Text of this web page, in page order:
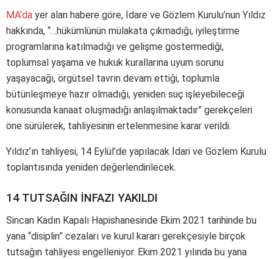
MA’da yer alan habere göre, İdare ve Gözlem Kurulu’nun Yıldız
hakkında, “…hükümlünün mülakata çıkmadığı, iyileştirme
programlarına katılmadığı ve gelişme göstermediği,
toplumsal yaşama ve hukuk kurallarına uyum sorunu
yaşayacağı, örgütsel tavrın devam ettiği, toplumla
bütünleşmeye hazır olmadığı, yeniden suç işleyebileceği
konusunda kanaat oluşmadığı anlaşılmaktadır” gerekçeleri
öne sürülerek, tahliyesinin ertelenmesine karar verildi.
Yıldız’ın tahliyesi, 14 Eylül’de yapılacak İdari ve Gözlem Kurulu
toplantısında yeniden değerlendirilecek.
14 TUTSAĞIN İNFAZI YAKILDI
Sincan Kadın Kapalı Hapishanesinde Ekim 2021 tarihinde bu
yana “disiplin” cezaları ve kurul kararı gerekçesiyle birçok
tutsağın tahliyesi engelleniyor. Ekim 2021 yılında bu yana